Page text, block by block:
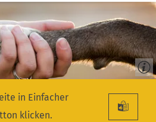
in Einfacher
klicken.